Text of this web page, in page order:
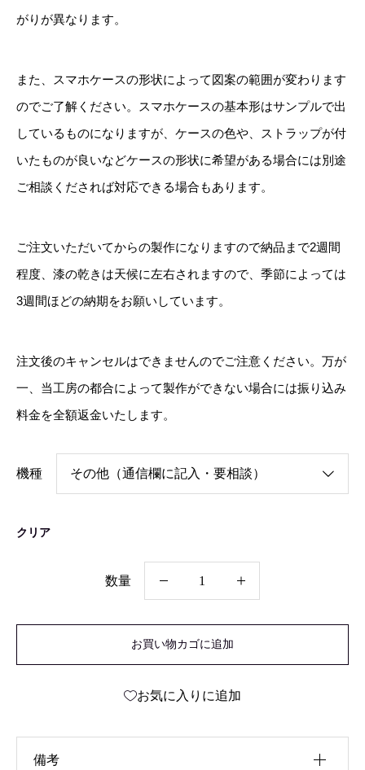
がりが異なります。
また、スマホケースの形状によって図案の範囲が変わります
のでご了解ください。スマホケースの基本形はサンプルで出
しているものになりますが、ケースの色や、ストラップが付
いたものが良いなどケースの形状に希望がある場合には別途
ご相談くだされば対応できる場合もあります。
ご注文いただいてからの製作になりますので納品まで2週間
程度、漆の乾きは天候に左右されますので、季節によっては
3週間ほどの納期をお願いしています。
注文後のキャンセルはできませんのでご注意ください。万が
一、当工房の都合によって製作ができない場合には振り込み
料金を全額返金いたします。
機種
クリア
数量
人
仕
お買い物カゴに追加
お気に入りに追加
備考